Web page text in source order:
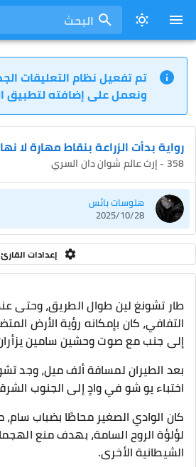
البحث
تم تفعيل نظام التعليقات
ونعمل على إضافته لتطبيق
رواية بدأت الزراعة بنقاط مهارة لا
358 - إرث عالم شوان دان السري
هلوسات بائس
2025/10/28
إعدادات القارئ
طار تشونغ لين طوال الطريق، وحتى
التفافي، كان بإمكانه رؤية الأرض
إلى جنب مع صوت وحشين سامين
بعد الطيران لمسافة ألف ميل، وجد
اختباء يو شو في وادٍ إلى الجنوب
كان الوادي الصغير محاطًا بضباب سام،
لؤلؤة الروح السامة، بهدف منع
الشيطانية الأخرى.